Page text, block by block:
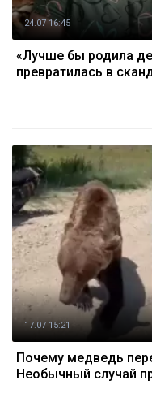
24.07 16:45
«Лучше бы родила
превратилась в
17.07 15:21
Почему медведь
Необычный случай